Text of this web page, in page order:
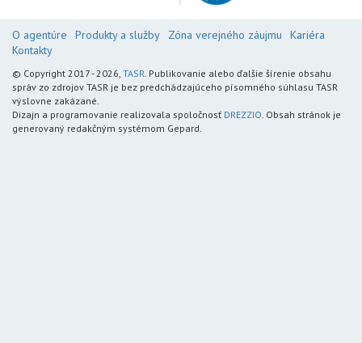
O agentúre Produkty a služby Zóna verejného záujmu
Kariéra
Kontakty
© Copyright 2017 - 2026, TASR. Publikovanie alebo ďalšie šírenie obsahu
správ zo zdrojov TASR je bez predchádzajúceho písomného súhlasu TASR
výslovne zakázané.
Dizajn a programovanie realizovala spoločnosť DREZZIO. Obsah stránok je
generovaný redakčným systémom Gepard.